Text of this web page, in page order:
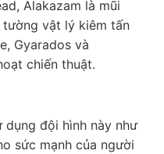
Alakazam là mũi
tường vật lý kiêm tấn
Gyarados và
chiến thuật.
dụng đội hình này như
sức mạnh của người